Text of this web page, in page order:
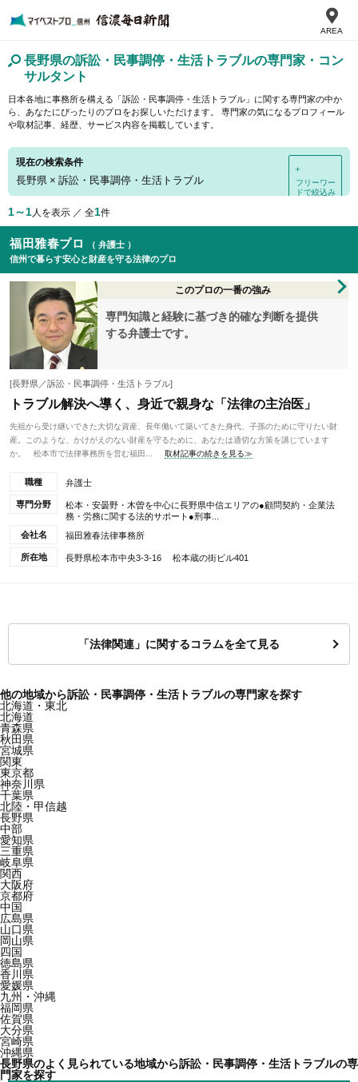
AREA
長野県の訴訟・民事調停・生活トラブルの専門家・コン
サルタント
日本各地に事務所を構える「訴訟・民事調停・生活トラブル」に関する専門家の中か
ら、あなたにぴったりのプロをお探しいただけます。 専門家の気になるプロフィール
や取材記事、経歴、サービス内容を掲載しています。
現在の検索条件
長野県 × 訴訟・民事調停・生活トラブル
＋
フリーワー
ドで絞込み
1～1人を表示 ／ 全1件
福田雅春プロ
（ 弁護士 ）
信州で暮らす安心と財産を守る法律のプロ
このプロの一番の強み
専門知識と経験に基づき的確な判断を提供
する弁護士です。
[長野県／訴訟・民事調停・生活トラブル]
トラブル解決へ導く、身近で親身な「法律の主治医」
先祖から受け継いできた大切な資産、長年働いて築いてきた身代、子孫のために守りたい財
産。このような、かけがえのない財産を守るために、あなたは適切な方策を講じています
か。 松本市で法律事務所を営む福田...
取材記事の続きを見る≫
職種 弁護士
専門分野
松本・安曇野・木曽を中心に長野県中信エリアの●顧問契約・企業法
務・労務に関する法的サポート●刑事...
会社名
福田雅春法律事務所
所在地 長野県松本市中央3-3-16 松本蔵の街ビル401
「法律関連」に関するコラムを全て見る
他の地域から訴訟・民事調停・生活トラブルの専門家を探す
北海道・東北
北海道
青森県
秋田県
宮城県
関東
東京都
神奈川県
千葉県
北陸・甲信越
長野県
中部
愛知県
三重県
岐阜県
関西
大阪府
京都府
中国
広島県
山口県
岡山県
四国
徳島県
香川県
愛媛県
九州・沖縄
福岡県
佐賀県
大分県
宮崎県
沖縄県
長野県のよく見られている地域から訴訟・民事調停・生活トラブルの専
門家を探す